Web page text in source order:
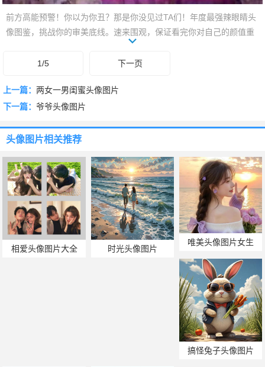
前方高能预警！你以为你丑？那是你没见过TA们！年度最强辣眼睛头
像图鉴，挑战你的审美底线。速来围观，保证看完你对自己的颜值重
1/5
下一页
上一篇： 两女一男闺蜜头像图片
下一篇： 爷爷头像图片
头像图片相关推荐
相爱头像图片大全 时光头像图片
唯美头像图片女生
搞怪兔子头像图片